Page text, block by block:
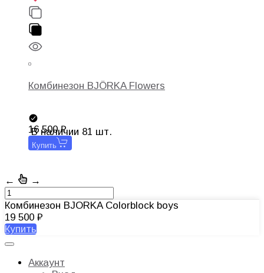
Комбинезон BJÖRKA Flowers
В наличии 81 шт.
16 500
Купить
← →
Комбинезон BJORKA Colorblock boys
19 500
Купить
Аккаунт